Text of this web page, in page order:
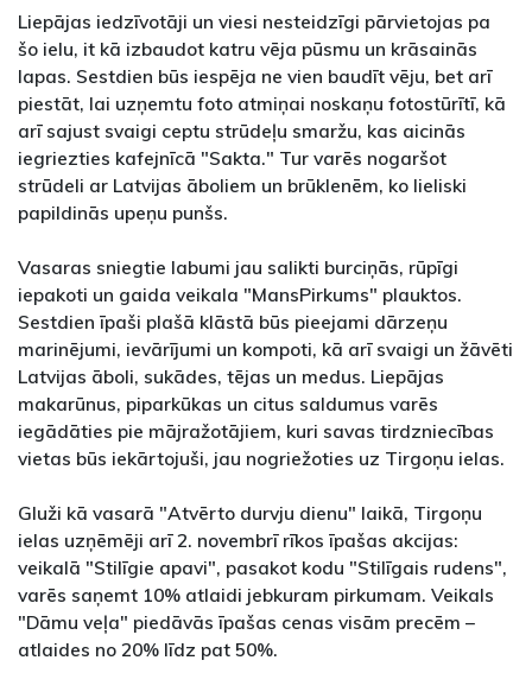
Liepājas iedzīvotāji un viesi nesteidzīgi pārvietojas pa
šo ielu, it kā izbaudot katru vēja pūsmu un krāsainās
lapas. Sestdien būs iespēja ne vien baudīt vēju, bet arī
piestāt, lai uzņemtu foto atmiņai noskaņu fotostūrītī, kā
arī sajust svaigi ceptu strūdeļu smaržu, kas aicinās
iegriezties kafejnīcā "Sakta." Tur varēs nogaršot
strūdeli ar Latvijas āboliem un brūklenēm, ko lieliski
papildinās upeņu punšs.
Vasaras sniegtie labumi jau salikti burciņās, rūpīgi
iepakoti un gaida veikala "MansPirkums" plauktos.
Sestdien īpaši plašā klāstā būs pieejami dārzeņu
marinējumi, ievārījumi un kompoti, kā arī svaigi un žāvēti
Latvijas āboli, sukādes, tējas un medus. Liepājas
makarūnus, piparkūkas un citus saldumus varēs
iegādāties pie mājražotājiem, kuri savas tirdzniecības
vietas būs iekārtojuši, jau nogriežoties uz Tirgoņu ielas.
Gluži kā vasarā "Atvērto durvju dienu" laikā, Tirgoņu
ielas uzņēmēji arī 2. novembrī rīkos īpašas akcijas:
veikalā "Stilīgie apavi", pasakot kodu "Stilīgais rudens",
varēs saņemt 10% atlaidi jebkuram pirkumam. Veikals
"Dāmu veļa" piedāvās īpašas cenas visām precēm –
atlaides no 20% līdz pat 50%.